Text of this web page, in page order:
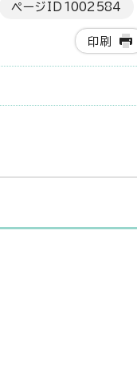
ページID 1002584
印刷